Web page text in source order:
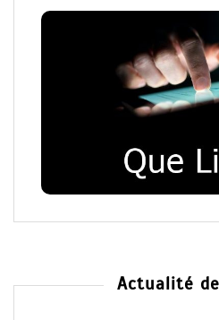
Actualité